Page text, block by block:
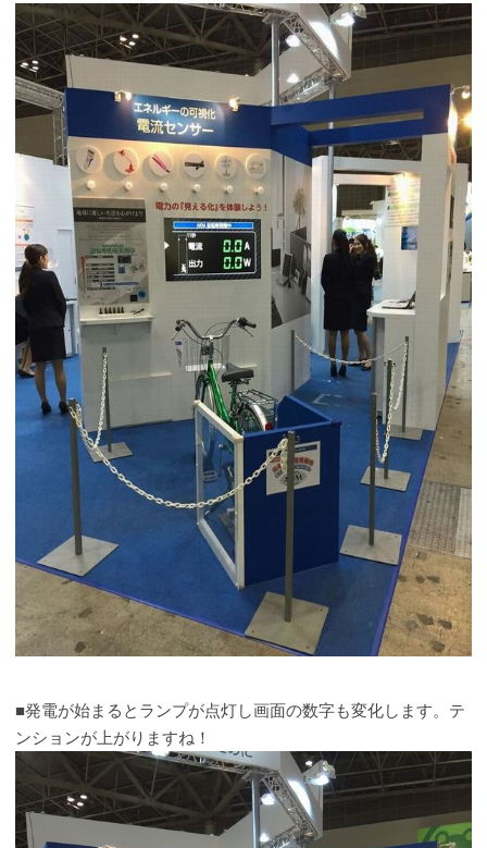
■発電が始まるとランプが点灯し画面の数字も変化します。テ
ンションが上がりますね！